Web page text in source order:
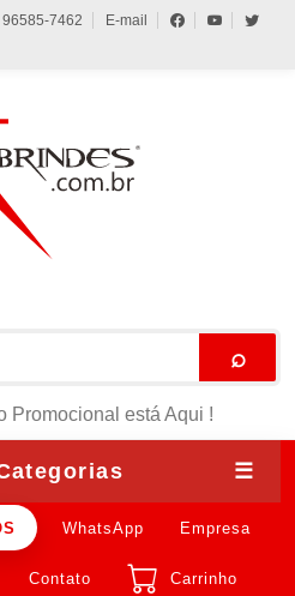
7462 E-mail
⌕
Promocional está Aqui !
☰
WhatsApp Empresa
Contato Carrinho